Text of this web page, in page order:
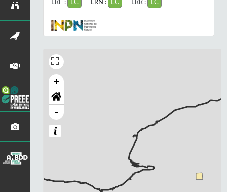
LRE : LC LRN : LC LRR : LC
+
-